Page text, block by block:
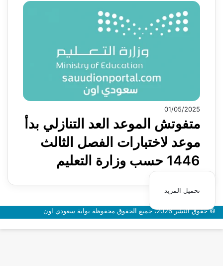
01/05/2025
متفوتش الموعد العد التنازلي بدأ
موعد لاختبارات الفصل الثالث
1446 حسب وزارة التعليم
تحميل المزيد
© حقوق النشر 2026، جميع الحقوق محفوظة بوابة سعودي اون